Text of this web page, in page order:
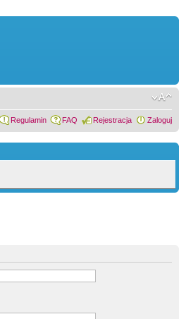
Regulamin FAQ Rejestracja Zaloguj